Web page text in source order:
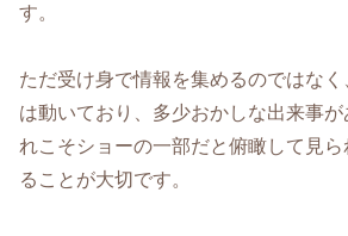
す。
ただ受け身で情報を集めるのではな
は動いており、多少おかしな出来事
れこそショーの一部だと俯瞰して見
ることが大切です。